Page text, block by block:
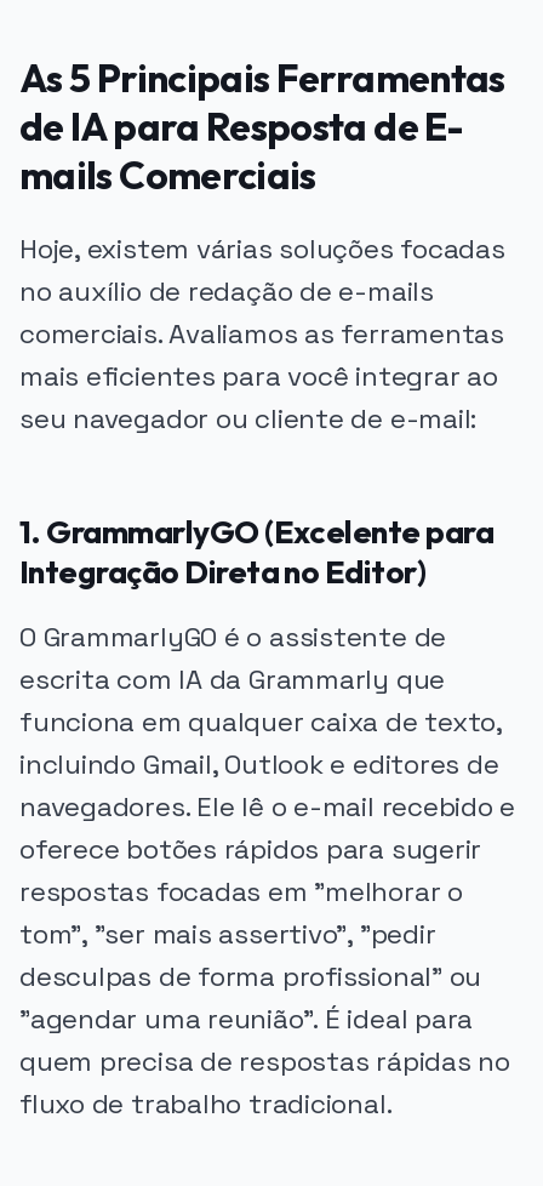
As 5 Principais Ferramentas
de IA para Resposta de E-
mails Comerciais
Hoje, existem várias soluções focadas
no auxílio de redação de e-mails
comerciais. Avaliamos as ferramentas
mais eficientes para você integrar ao
seu navegador ou cliente de e-mail:
1. GrammarlyGO (Excelente para
Integração Direta no Editor)
O GrammarlyGO é o assistente de
escrita com IA da Grammarly que
funciona em qualquer caixa de texto,
incluindo Gmail, Outlook e editores de
navegadores. Ele lê o e-mail recebido e
oferece botões rápidos para sugerir
respostas focadas em "melhorar o
tom", "ser mais assertivo", "pedir
desculpas de forma profissional" ou
"agendar uma reunião". É ideal para
quem precisa de respostas rápidas no
fluxo de trabalho tradicional.